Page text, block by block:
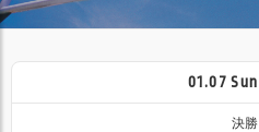
01.07 Sun
決勝